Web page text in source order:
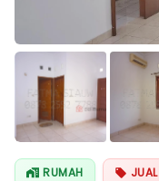
RUMAH JUAL